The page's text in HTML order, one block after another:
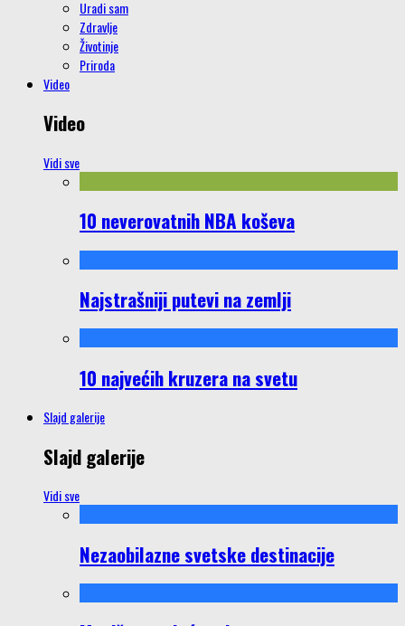
Uradi sam
Zdravlje
Životinje
Priroda
Video
Video
Vidi sve
10 neverovatnih NBA koševa
Najstrašniji putevi na zemlji
10 najvećih kruzera na svetu
Slajd galerije
Slajd galerije
Vidi sve
Nezaobilazne svetske destinacije